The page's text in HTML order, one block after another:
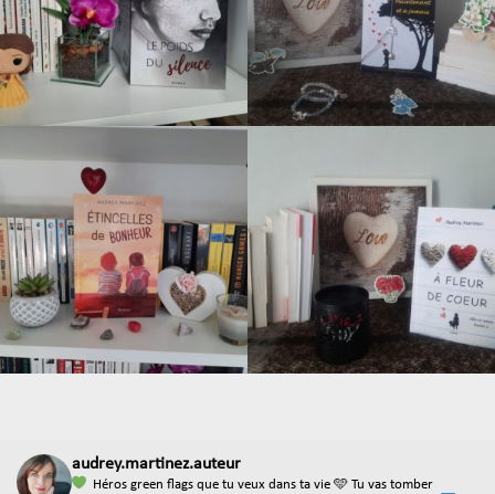
audrey.martinez.auteur
Héros green flags que tu veux dans ta vie 🩵 Tu vas tomber